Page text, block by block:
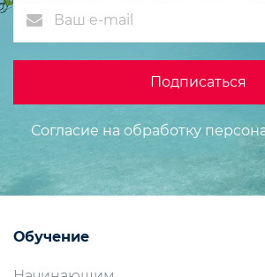
Согласие на обработку
Обучение